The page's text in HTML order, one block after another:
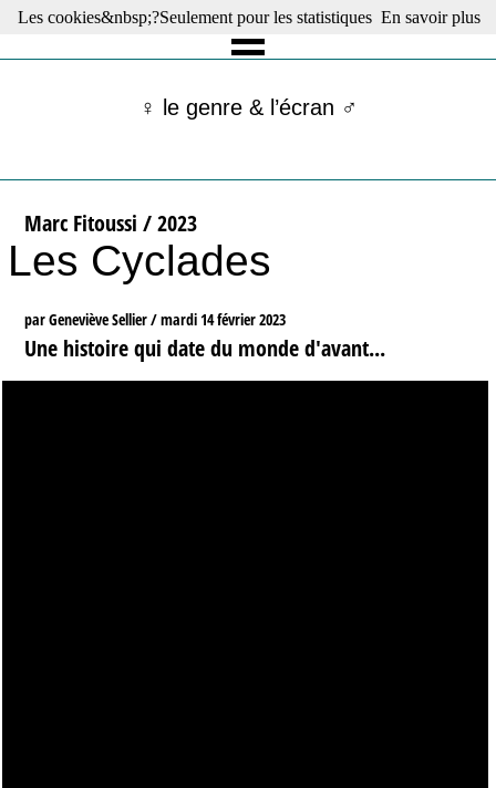
☰ Menu
Films récents
Tribunes
Bloc-notes
Archives
S’abonner à la Lettre !
♀ le genre & l’écran ♂
Marc Fitoussi / 2023
Les Cyclades
par Geneviève Sellier /mardi 14 février 2023
Une histoire qui date du monde d'avant...
Les cookies&nbsp;?Seulement pour les statistiques En savoir plus